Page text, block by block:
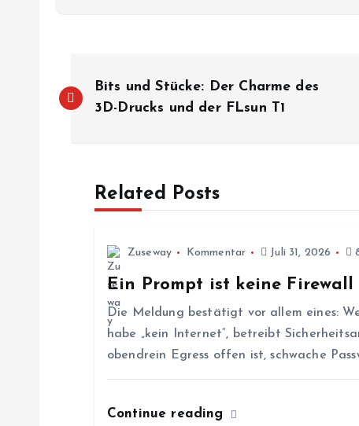
e
Bits und Stücke: Der Charme des
3D-Drucks und der FLsun T1
Related Posts
Zuseway Kommentar Juli 31, 2026
Ein Prompt ist keine Firewall
Die Meldung bestätigt vor allem eines:
habe „kein Internet“, betreibt
obendrein Egress offen ist, schwache
Continue reading